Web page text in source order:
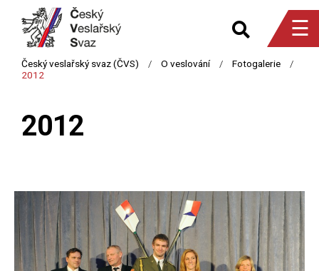
☰
2012